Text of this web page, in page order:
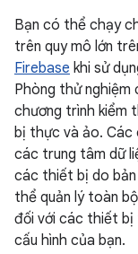
Bạn có thể chạy
trên quy mô lớn
Firebase khi sử
Phòng thử
chương trình kiểm
bị thực và ảo. Các
các trung tâm dữ
các thiết bị do bản
thể quản lý toàn
đối với các thiết bị
cấu hình của bạn.